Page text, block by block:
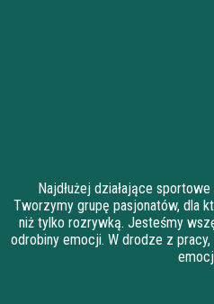
Najdłużej działające
Tworzymy grupę pasjonatów, dla
niż tylko rozrywką. Jesteśmy
odrobiny emocji. W drodze z pracy,